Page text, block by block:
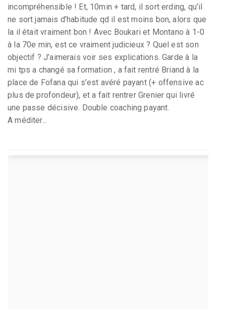
incompréhensible ! Et, 10min + tard, il sort erding, qu’il
ne sort jamais d’habitude qd il est moins bon, alors que
la il était vraiment bon ! Avec Boukari et Montano à 1-0
à la 70e min, est ce vraiment judicieux ? Quel est son
objectif ? J’aimerais voir ses explications. Garde à la
mi tps a changé sa formation , a fait rentré Briand à la
place de Fofana qui s’est avéré payant (+ offensive ac
plus de profondeur), et a fait rentrer Grenier qui livré
une passe décisive. Double coaching payant.
A méditer...